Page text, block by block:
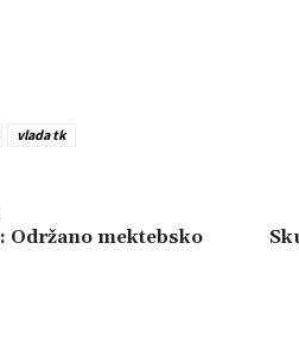
vlada tk
mektebsko